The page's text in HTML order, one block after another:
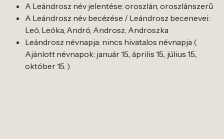
A Leándrosz név jelentése: oroszlán, oroszlánszerű
A Leándrosz név becézése / Leándrosz becenevei:
Leó, Leóka, Andró, Androsz, Androszka
Leándrosz névnapja: nincs hivatalos névnapja (
Ajánlott névnapok: január 15., április 15., július 15.,
október 15. )